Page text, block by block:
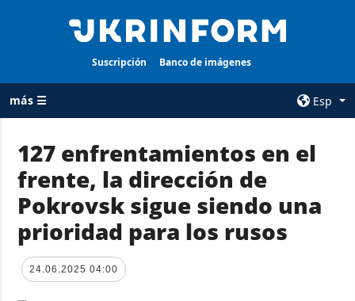
Suscripción Banco de imágenes
más ☰
Esp
TODAS LAS
CATEGORÍAS
Guerra
Reconstrucción
de Ucrania
Política
AGENCIA
sobre la agencia
contacto
127 enfrentamientos en el
frente, la dirección de
Pokrovsk sigue siendo una
prioridad para los rusos
24.06.2025 04:00